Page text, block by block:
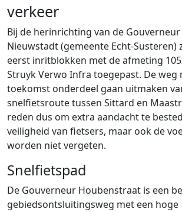
verkeer
Bij de herinrichting van de
Nieuwstadt (gemeente Echt-Susteren)
eerst inritblokken met de afmeting
Struyk Verwo Infra toegepast. De weg
toekomst onderdeel gaan uitmaken
snelfietsroute tussen Sittard en
reden dus om extra aandacht te
veiligheid van fietsers, maar ook de
worden niet vergeten.
Snelfietspad
De Gouverneur Houbenstraat is een
gebiedsontsluitingsweg met een hoge